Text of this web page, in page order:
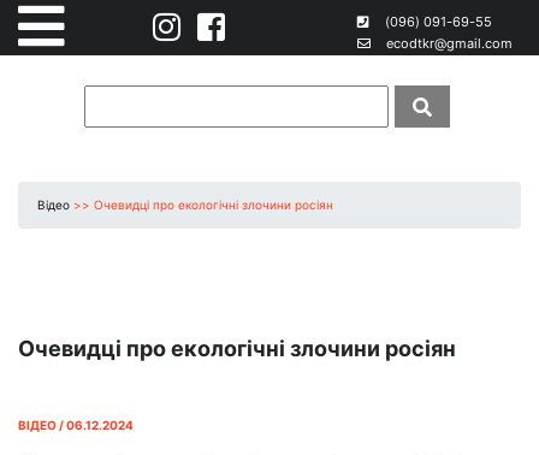
(096) 091-69-55
ecodtkr@gmail.com
Відео >> Очевидці про екологічні злочини росіян
Очевидці про екологічні злочини росіян
ВІДЕО / 06.12.2024